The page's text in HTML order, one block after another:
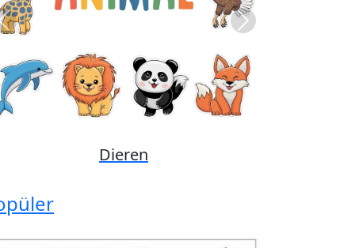
Disney
Previous Next